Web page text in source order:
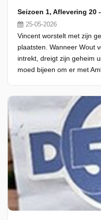
Seizoen 1, Aflevering 20
25-05-2026
Vincent worstelt met zijn
plaatsten. Wanneer Wout
intrekt, dreigt zijn geheim
moed bijeen om er met